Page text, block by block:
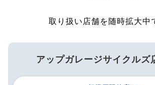
取り扱い店舗を随時拡大中
アップガレージサイクルズ